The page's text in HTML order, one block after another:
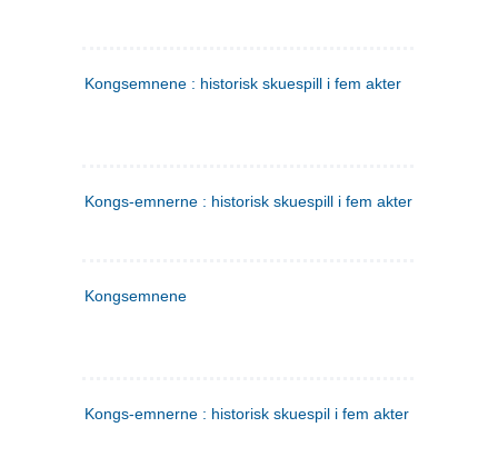
Kongsemnene : historisk skuespill i fem akter
Kongs-emnerne : historisk skuespill i fem akter
Kongsemnene
Kongs-emnerne : historisk skuespil i fem akter